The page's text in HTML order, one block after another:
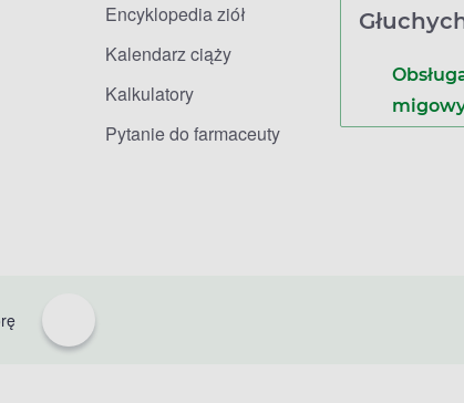
Encyklopedia ziół
Kalendarz ciąży
Kalkulatory
Pytanie do farmaceuty